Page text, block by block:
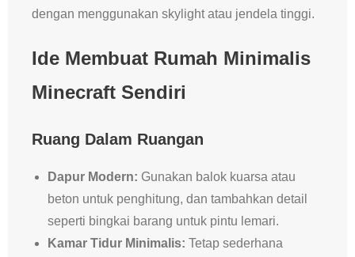
dengan menggunakan skylight atau jendela tinggi.
Ide Membuat Rumah Minimalis
Minecraft Sendiri
Ruang Dalam Ruangan
Dapur Modern: Gunakan balok kuarsa atau
beton untuk penghitung, dan tambahkan detail
seperti bingkai barang untuk pintu lemari.
Kamar Tidur Minimalis: Tetap sederhana